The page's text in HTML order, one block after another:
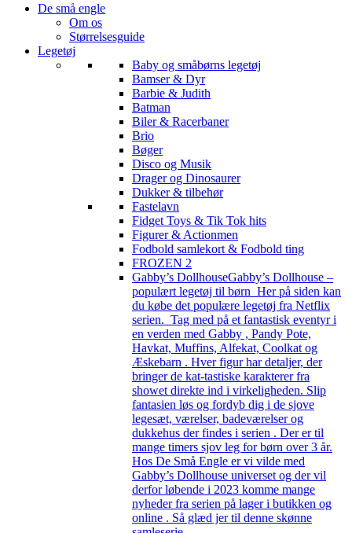
De små engle
Om os
Størrelsesguide
Legetøj
Baby og småbørns legetøj
Bamser & Dyr
Barbie & Judith
Batman
Biler & Racerbaner
Brio
Bøger
Disco og Musik
Drager og Dinosaurer
Dukker & tilbehør
Fastelavn
Fidget Toys & Tik Tok hits
Figurer & Actionmen
Fodbold samlekort & Fodbold ting
FROZEN 2
Gabby’s DollhouseGabby’s Dollhouse –
populært legetøj til børn Her på siden kan
du købe det populære legetøj fra Netflix
serien. Tag med på et fantastisk eventyr i
en verden med Gabby , Pandy Pote,
Havkat, Muffins, Alfekat, Coolkat og
Æskebarn . Hver figur har detaljer, der
bringer de kat-tastiske karakterer fra
showet direkte ind i virkeligheden. Slip
fantasien løs og fordyb dig i de sjove
legesæt, værelser, badeværelser og
dukkehus der findes i serien . Der er til
mange timers sjov leg for børn over 3 år.
Hos De Små Engle er vi vilde med
Gabby’s Dollhouse universet og der vil
derfor løbende i 2023 komme mange
nyheder fra serien på lager i butikken og
online . Så glæd jer til denne skønne